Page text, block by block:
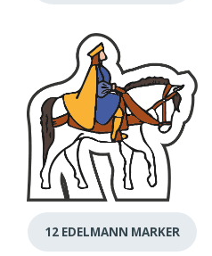
12 EDELMANN MARKER